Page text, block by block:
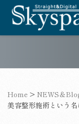
Home > NEWS＆
美容整形施術という名